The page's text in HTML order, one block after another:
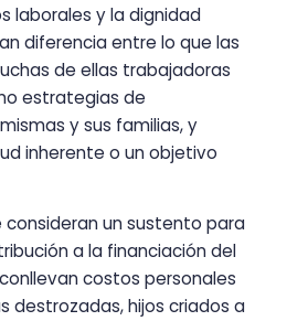
laborales y la dignidad
diferencia entre lo que las
de ellas trabajadoras
estrategias de
y sus familias, y
inherente o un objetivo
consideran un sustento para
a la financiación del
costos personales
destrozadas, hijos criados a